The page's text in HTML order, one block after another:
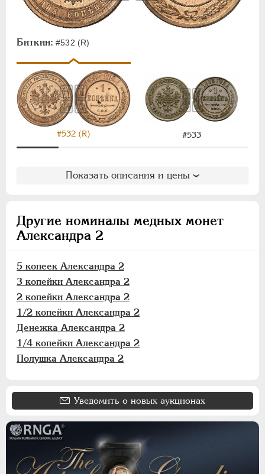
Биткин: #532 (R)
#532 (R) #533
Показать описания и цены
Другие номиналы медных монет
Александра 2
5 копеек Александра 2
3 копейки Александра 2
2 копейки Александра 2
1/2 копейки Александра 2
Денежка Александра 2
1/4 копейки Александра 2
Полушка Александра 2
Уведомить о новых аукционах